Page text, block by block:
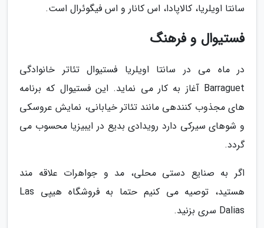
سانتا اویلریا، کالاپادا، اس کانار و اس فیگوئرال است.
فستیوال و فرهنگ
در ماه می در سانتا اویلریا فستیوال تئاتر خانوادگی
Barraguet آغاز به کار می نماید. این فستیوال که برنامه
های مجذوب کنندهی مانند تئاتر خیابانی، نمایش عروسکی
و شوهای سیرکی دارد رویدادی بدیع در ایبیزیا محسوب می
گردد.
اگر به صنایع دستی محلی، مد و جواهرات علاقه مند
هستید، توصیه می کنیم حتما به فروشگاه هیپی Las
Dalias سری بزنید.